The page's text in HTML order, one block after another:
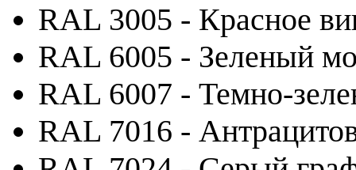
RAL 3005 - Красное
RAL 6005 - Зеленый
RAL 6007 - Темно-
RAL 7016 -